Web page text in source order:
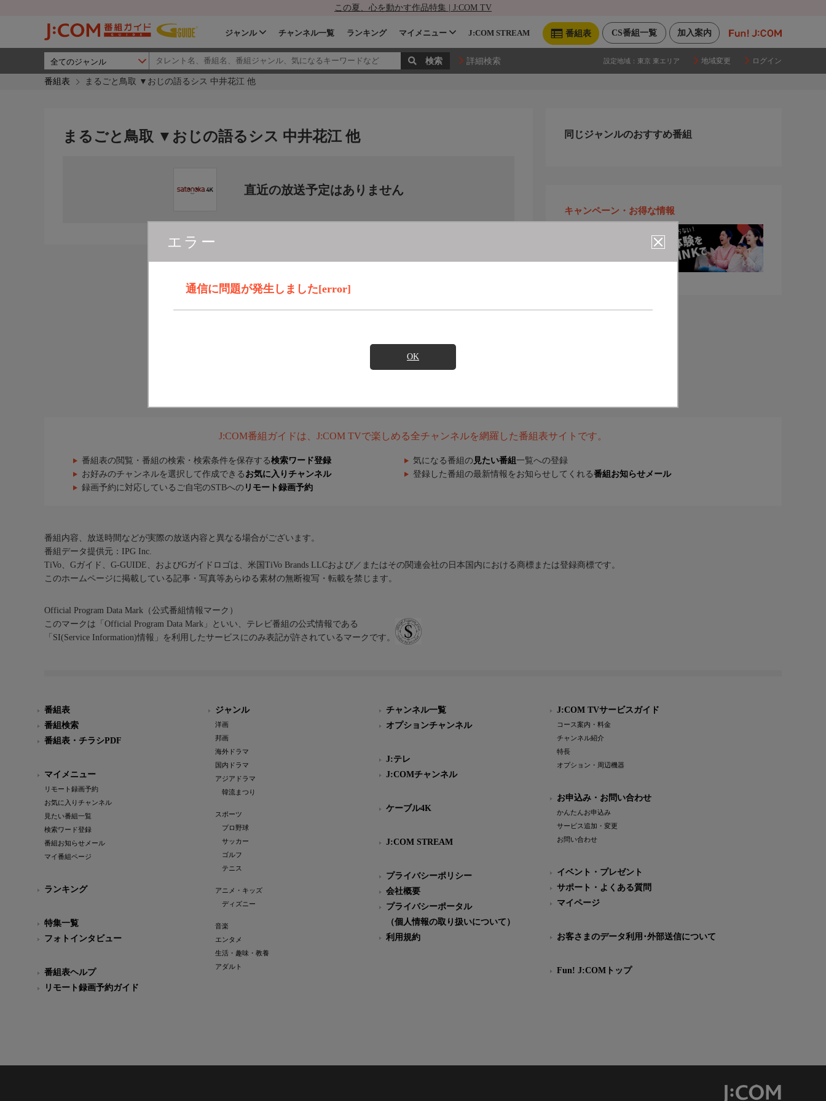
この夏、心を動かす作品特集 | J:COM TV
加入案内
CS番組一覧
番組表
ジャンル チャンネル一覧 ランキング マイメニュー J:COM STREAM
詳細検索 設定地域： 東京 東エリア 地域変更 ログイン
番組表 まるごと鳥取 ▼おじの語るシス 中井花江 他
エラー
通信に問題が発生しました[error]
OK
まるごと鳥取 ▼おじの語るシス 中井花江 他
直近の放送予定はありません
同じジャンルのおすすめ番組
キャンペーン・お得な情報
J:COM番組ガイドは、J:COM TVで楽しめる全チャンネルを網羅した番組表サイトです。
番組表の閲覧・番組の検索・検索条件を保存する検索ワード登録 気になる番組の 見たい番組 一覧への登録
お好みのチャンネルを選択して作成できる お気に入りチャンネル 登録した番組の最新情報をお知らせしてくれる番組お知らせメール
録画予約に対応しているご自宅のSTBへの リモート録画予約
番組内容、放送時間などが実際の放送内容と異なる場合がございます。
番組データ提供元：IPG Inc.
TiVo、Gガイド、G-GUIDE、およびGガイドロゴは、米国TiVo Brands LLCおよび／またはその関連会社の日本国内における商標または登録商標です。
このホームページに掲載している記事・写真等あらゆる素材の無断複写・転載を禁じます。
Official Program Data Mark（公式番組情報マーク）
このマークは「Official Program Data Mark」といい、テレビ番組の公式情報である
「SI(Service Information)情報」を利用したサービスにのみ表記が許されているマークです。
番組表
番組検索
番組表・チラシPDF
マイメニュー
リモート録画予約
お気に入りチャンネル
見たい番組一覧
検索ワード登録
番組お知らせメール
マイ番組ページ
ランキング
特集一覧
フォトインタビュー
番組表ヘルプ
リモート録画予約ガイド
ジャンル
洋画
邦画
海外ドラマ
国内ドラマ
アジアドラマ
韓流まつり
スポーツ
プロ野球
サッカー
ゴルフ
テニス
アニメ・キッズ
ディズニー
音楽
エンタメ
生活・趣味・教養
アダルト
チャンネル一覧
オプションチャンネル
J:テレ
J:COMチャンネル
ケーブル4K
J:COM STREAM
プライバシーポリシー
会社概要
プライバシーポータル
（個人情報の取り扱いについて）
利用規約
J:COM TVサービスガイド
コース案内・料金
チャンネル紹介
特長
オプション・周辺機器
お申込み・お問い合わせ
かんたんお申込み
サービス追加・変更
お問い合わせ
イベント・プレゼント
サポート・よくある質問
マイページ
お客さまのデータ利用･外部送信について
Fun! J:COMトップ